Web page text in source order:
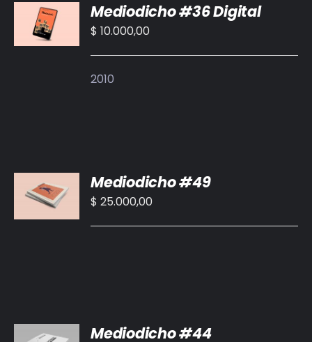
AL
CARRITO
/
Mediodicho #36 Digital
$ 10.000,00
2010
AL
CARRITO
/
Mediodicho #49
$ 25.000,00
AL
Mediodicho #44